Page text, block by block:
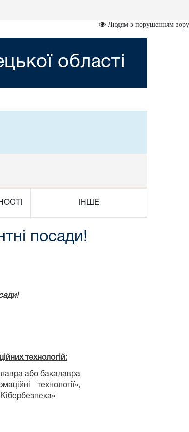
Людям з порушенням зору
області
ІНШЕ
посади!
!
технологій:
або бакалавра
технології»,